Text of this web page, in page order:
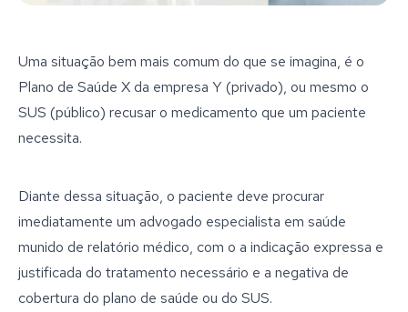
Uma situação bem mais comum do que se imagina, é o
Plano de Saúde X da empresa Y (privado), ou mesmo o
SUS (público) recusar o medicamento que um paciente
necessita.
Diante dessa situação, o paciente deve procurar
imediatamente um advogado especialista em saúde
munido de relatório médico, com o a indicação expressa e
justificada do tratamento necessário e a negativa de
cobertura do plano de saúde ou do SUS.